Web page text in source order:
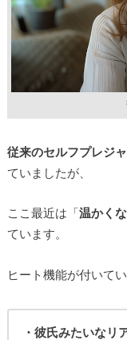
従来のセルフプレジ
ていましたが、
ここ最近は「温かく
ています。
ヒート機能が付いて
・彼氏みたいなリ